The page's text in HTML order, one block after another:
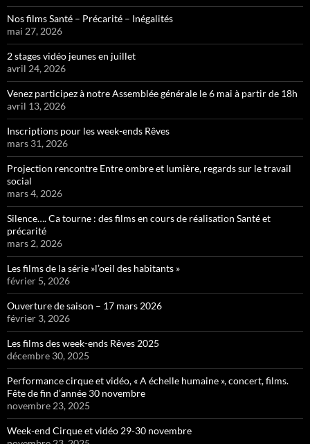
Nos films Santé – Précarité – Inégalités
mai 27, 2026
2 stages vidéo jeunes en juillet
avril 24, 2026
Venez participez à notre Assemblée générale le 6 mai à partir de 18h
avril 13, 2026
Inscriptions pour les week-ends Rêves
mars 31, 2026
Projection rencontre Entre ombre et lumière, regards sur le travail
social
mars 4, 2026
Silence…. Ca tourne : des films en cours de réalisation Santé et
précarité
mars 2, 2026
Les films de la série »l’oeil des habitants »
février 5, 2026
Ouverture de saison – 17 mars 2026
février 3, 2026
Les films des week-ends Rêves 2025
décembre 30, 2025
Performance cirque et vidéo, « A échelle humaine », concert, films.
Fête de fin d’année 30 novembre
novembre 23, 2025
Week-end Cirque et vidéo 29-30 novembre